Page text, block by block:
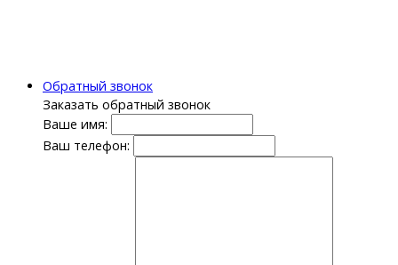
Обратный звонок
Заказать обратный звонок
Ваше имя:
Ваш телефон: